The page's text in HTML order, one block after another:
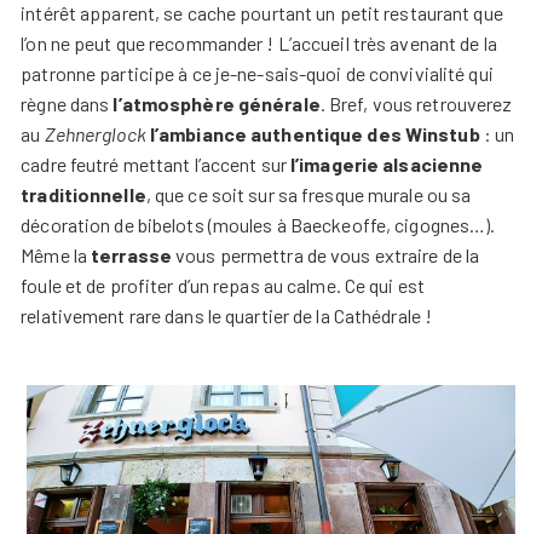
intérêt apparent, se cache pourtant un petit restaurant que
l’on ne peut que recommander ! L’accueil très avenant de la
patronne participe à ce je-ne-sais-quoi de convivialité qui
règne dans l’atmosphère générale. Bref, vous retrouverez
au Zehnerglock l’ambiance authentique des Winstub : un
cadre feutré mettant l’accent sur l’imagerie alsacienne
traditionnelle, que ce soit sur sa fresque murale ou sa
décoration de bibelots (moules à Baeckeoffe, cigognes…).
Même la terrasse vous permettra de vous extraire de la
foule et de profiter d’un repas au calme. Ce qui est
relativement rare dans le quartier de la Cathédrale !